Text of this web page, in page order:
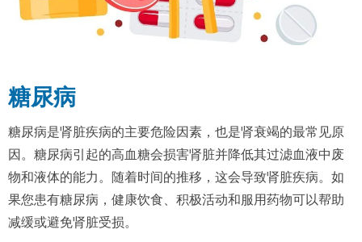
糖尿病
糖尿病是肾脏疾病的主要危险因素，也是肾衰竭的最常见原
因。糖尿病引起的高血糖会损害肾脏并降低其过滤血液中废
物和液体的能力。随着时间的推移，这会导致肾脏疾病。如
果您患有糖尿病，健康饮食、积极活动和服用药物可以帮助
减缓或避免肾脏受损。